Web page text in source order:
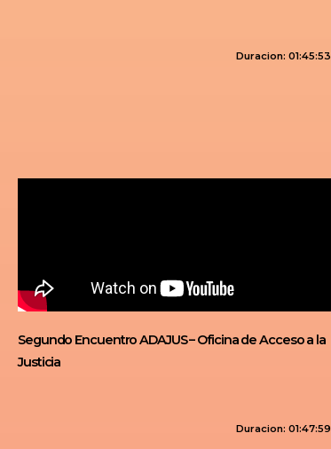
Duracion: 01:45:53
Segundo Encuentro ADAJUS – Oficina de Acceso a la
Justicia
Duracion: 01:47:59